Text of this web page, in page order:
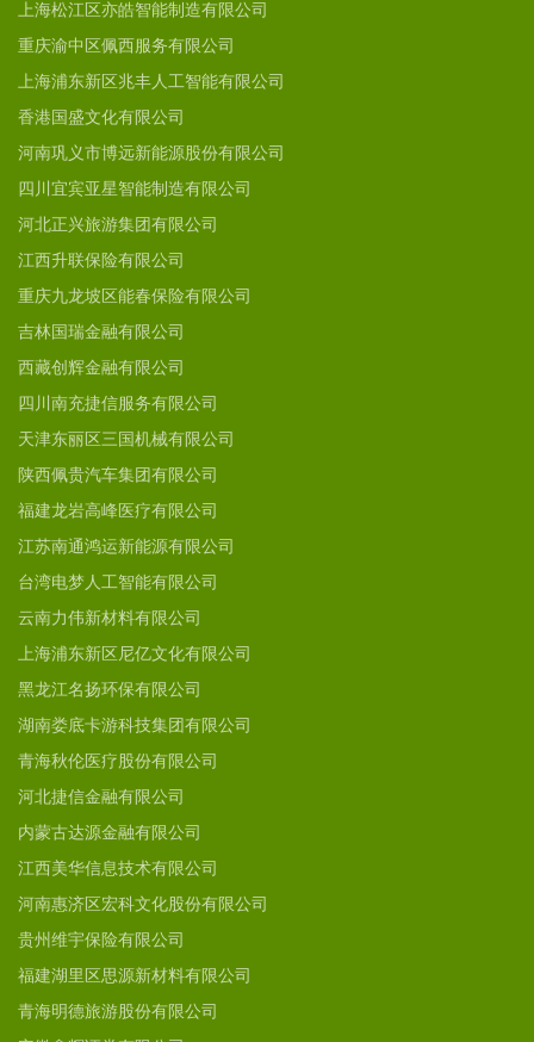
上海松江区亦皓智能制造有限公司
重庆渝中区佩西服务有限公司
上海浦东新区兆丰人工智能有限公司
香港国盛文化有限公司
河南巩义市博远新能源股份有限公司
四川宜宾亚星智能制造有限公司
河北正兴旅游集团有限公司
江西升联保险有限公司
重庆九龙坡区能春保险有限公司
吉林国瑞金融有限公司
西藏创辉金融有限公司
四川南充捷信服务有限公司
天津东丽区三国机械有限公司
陕西佩贵汽车集团有限公司
福建龙岩高峰医疗有限公司
江苏南通鸿运新能源有限公司
台湾电梦人工智能有限公司
云南力伟新材料有限公司
上海浦东新区尼亿文化有限公司
黑龙江名扬环保有限公司
湖南娄底卡游科技集团有限公司
青海秋伦医疗股份有限公司
河北捷信金融有限公司
内蒙古达源金融有限公司
江西美华信息技术有限公司
河南惠济区宏科文化股份有限公司
贵州维宇保险有限公司
福建湖里区思源新材料有限公司
青海明德旅游股份有限公司